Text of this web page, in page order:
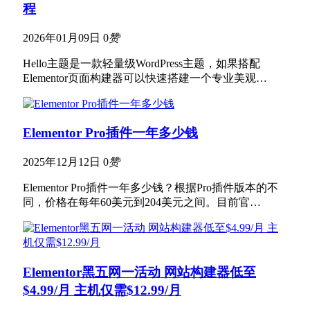
程
2026年01月09日 0赞
Hello主题是一款轻量级WordPress主题，如果搭配
Elementor页面构建器可以快速搭建一个专业美观…
Elementor Pro插件一年多少钱
2025年12月12日 0赞
Elementor Pro插件一年多少钱？根据Pro插件版本的不
同，价格在每年60美元到204美元之间。目前官…
Elementor黑五网一活动 网站构建器低至
$4.99/月 主机仅需$12.99/月